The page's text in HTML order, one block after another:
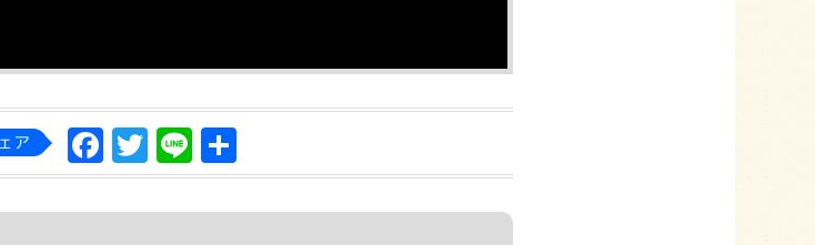
ア Facebook
Twitter
Line
有